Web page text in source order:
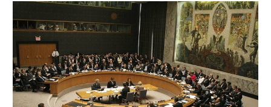
“Venezuela
tiene
un
estado
fallido”